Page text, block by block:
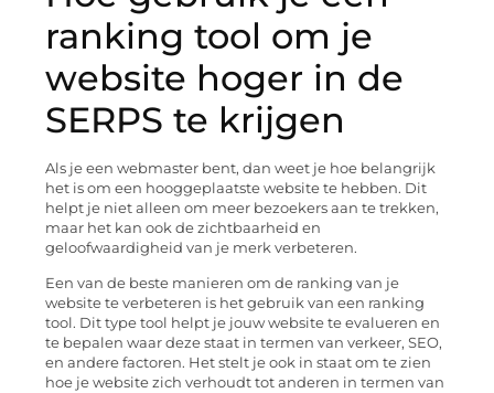
ranking tool om je
website hoger in de
SERPS te krijgen
Als je een webmaster bent, dan weet je hoe belangrijk
het is om een hooggeplaatste website te hebben. Dit
helpt je niet alleen om meer bezoekers aan te trekken,
maar het kan ook de zichtbaarheid en
geloofwaardigheid van je merk verbeteren.
Een van de beste manieren om de ranking van je
website te verbeteren is het gebruik van een ranking
tool. Dit type tool helpt je jouw website te evalueren en
te bepalen waar deze staat in termen van verkeer, SEO,
en andere factoren. Het stelt je ook in staat om te zien
hoe je website zich verhoudt tot anderen in termen van